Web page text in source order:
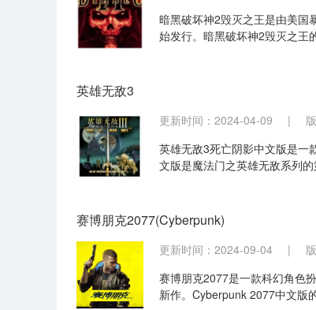
暗黑破坏神2毁灭之王是由美
始发行。暗黑破坏神2毁灭之王
英雄无敌3
更新时间：2024-04-09 |
英雄无敌3死亡阴影中文版是一
文版是魔法门之英雄无敌系列
赛博朋克2077(Cyberpunk)
更新时间：2024-09-04 |
赛博朋克2077是一款科幻角色
新作。Cyberpunk 2077中文版